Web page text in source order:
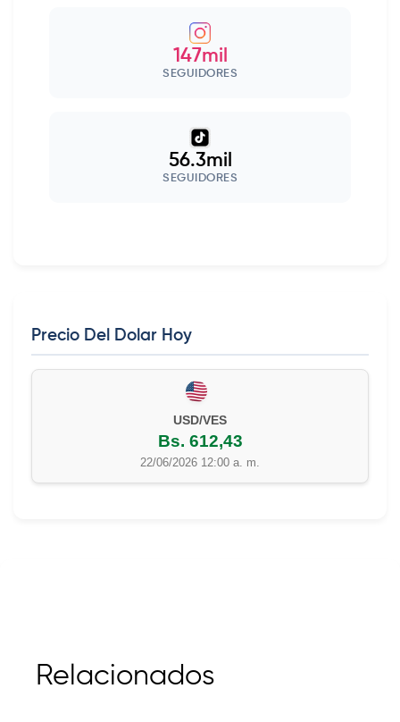
147mil
SEGUIDORES
56.3mil
SEGUIDORES
Precio Del Dolar Hoy
USD/VES
Bs. 612,43
22/06/2026 12:00 a. m.
Relacionados